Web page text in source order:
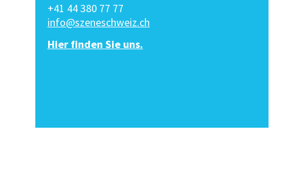
+41 44 380 77 77
info@szeneschweiz.ch
Hier finden Sie uns.